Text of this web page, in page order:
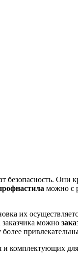
Они
можно с
их
можно
более
комплектующих